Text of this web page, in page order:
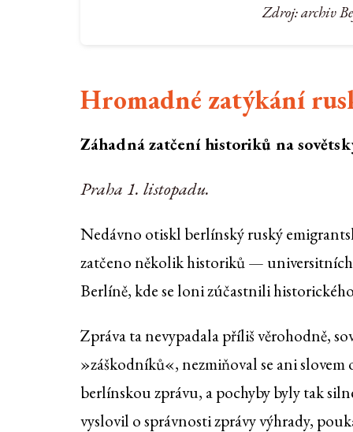
Zdroj: archiv
Hromadné zatýkání
Záhadná zatčení historiků na
Praha 1. listopadu.
Nedávno otiskl berlínský ruský
zatčeno několik historiků — universitních
Berlíně, kde se loni zúčastnili
Zpráva ta nevypadala příliš věrohodně,
»záškodníků«, nezmiňoval se ani
berlínskou zprávu, a pochyby byly tak
vyslovil o správnosti zprávy výhrady,